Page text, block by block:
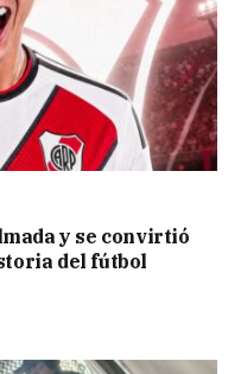
y se convirtió
del fútbol